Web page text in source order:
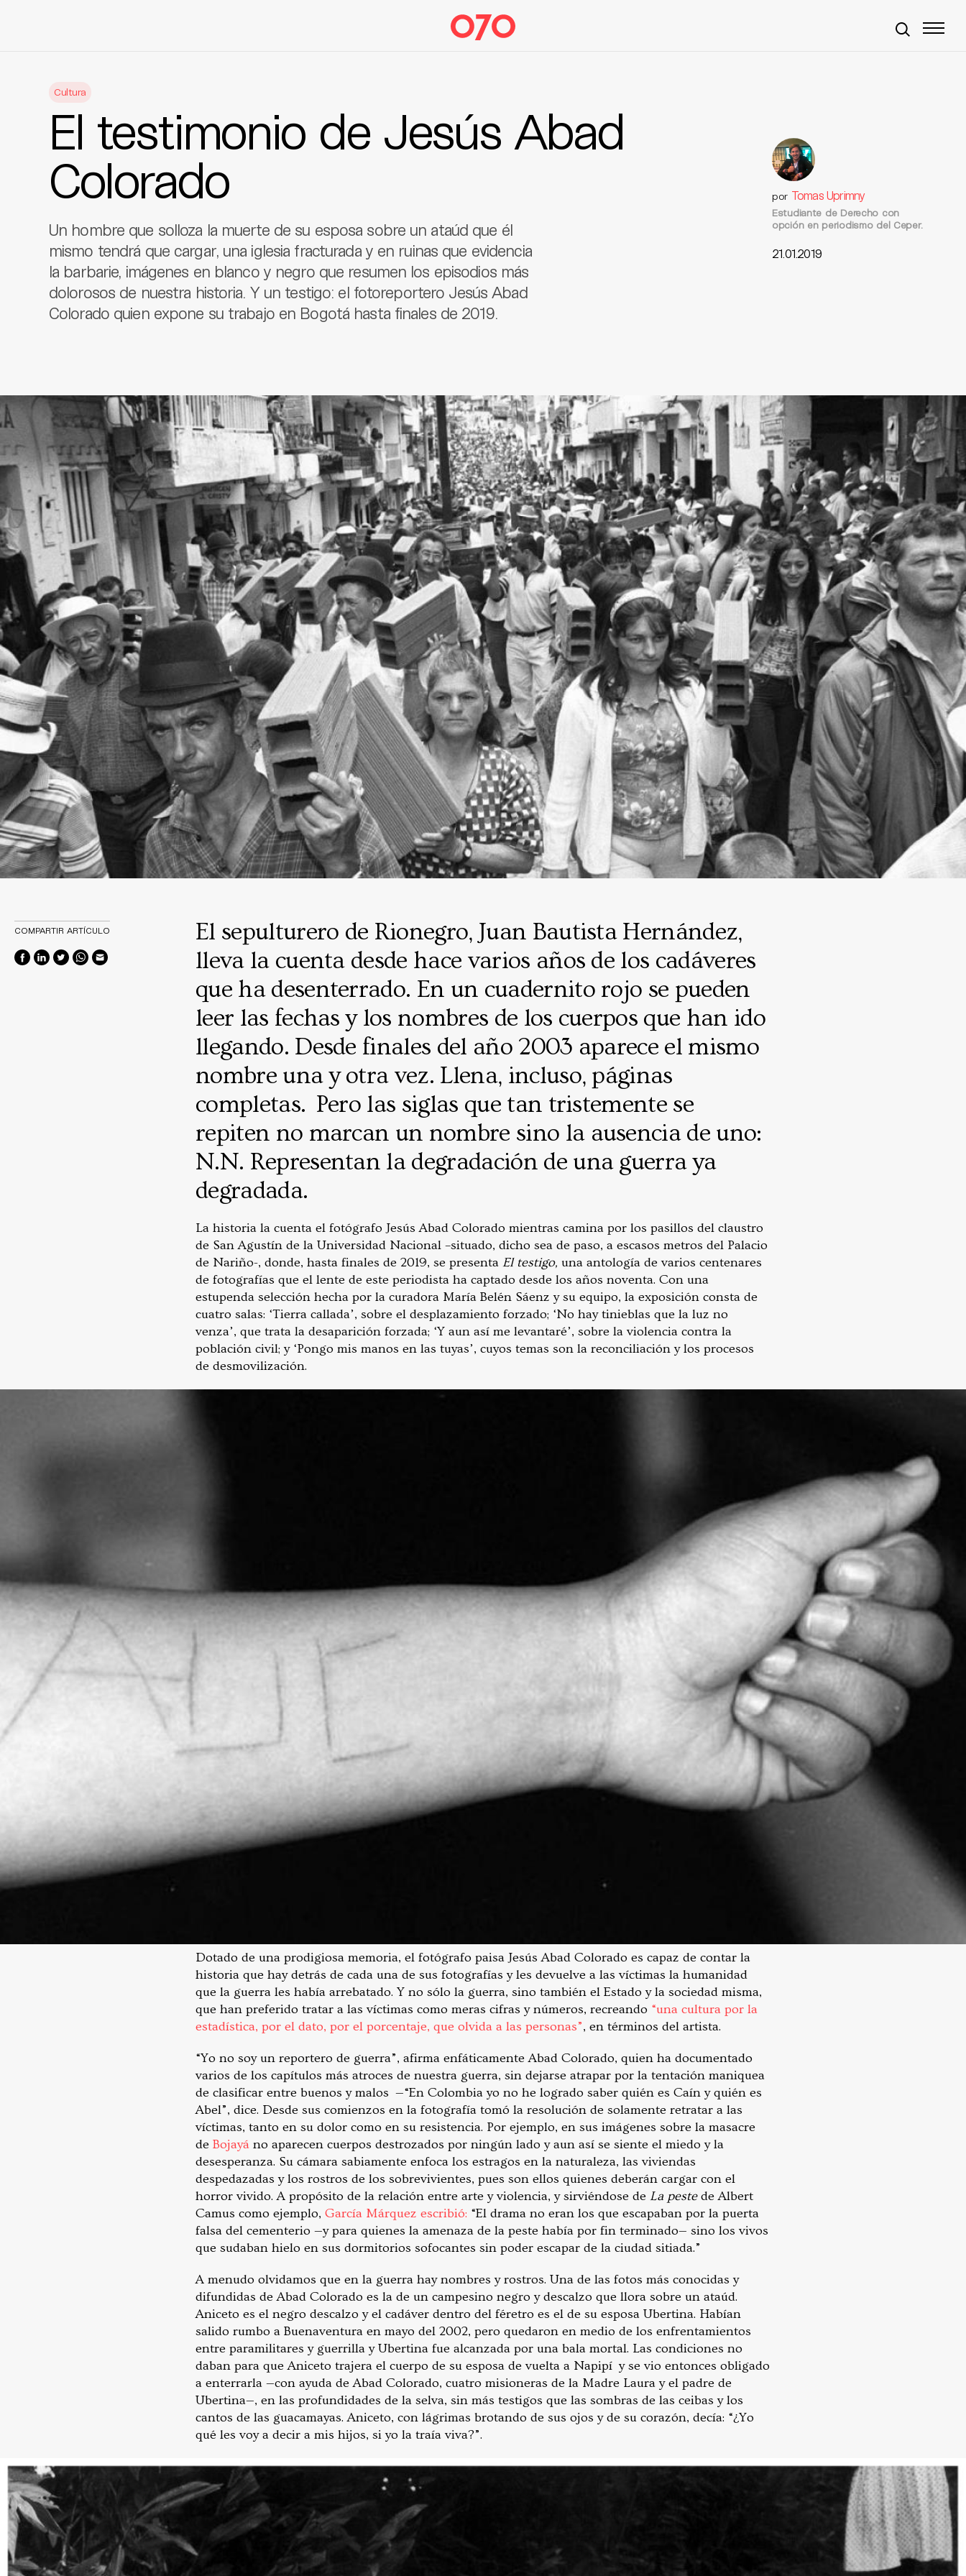
Cultura
El testimonio de Jesús Abad
Colorado
Un hombre que solloza la muerte de su esposa sobre un ataúd que él
mismo tendrá que cargar, una iglesia fracturada y en ruinas que evidencia
la barbarie, imágenes en blanco y negro que resumen los episodios más
dolorosos de nuestra historia. Y un testigo: el fotoreportero Jesús Abad
Colorado quien expone su trabajo en Bogotá hasta finales de 2019.
por Tomas Uprimny
Estudiante de Derecho con
opción en periodismo del Ceper.
21.01.2019
El sepulturero de Rionegro, Juan Bautista Hernández,
lleva la cuenta desde hace varios años de los cadáveres
que ha desenterrado. En un cuadernito rojo se pueden
leer las fechas y los nombres de los cuerpos que han ido
llegando. Desde finales del año 2003 aparece el mismo
nombre una y otra vez. Llena, incluso, páginas
completas. Pero las siglas que tan tristemente se
repiten no marcan un nombre sino la ausencia de uno:
N.N. Representan la degradación de una guerra ya
degradada.
La historia la cuenta el fotógrafo Jesús Abad Colorado mientras camina por los pasillos del claustro
de San Agustín de la Universidad Nacional –situado, dicho sea de paso, a escasos metros del Palacio
de Nariño-, donde, hasta finales de 2019, se presenta El testigo, una antología de varios centenares
de fotografías que el lente de este periodista ha captado desde los años noventa. Con una
estupenda selección hecha por la curadora María Belén Sáenz y su equipo, la exposición consta de
cuatro salas: ‘Tierra callada’, sobre el desplazamiento forzado; ‘No hay tinieblas que la luz no
venza’, que trata la desaparición forzada; ‘Y aun así me levantaré’, sobre la violencia contra la
población civil; y ‘Pongo mis manos en las tuyas’, cuyos temas son la reconciliación y los procesos
de desmovilización.
Dotado de una prodigiosa memoria, el fotógrafo paisa Jesús Abad Colorado es capaz de contar la
historia que hay detrás de cada una de sus fotografías y les devuelve a las víctimas la humanidad
que la guerra les había arrebatado. Y no sólo la guerra, sino también el Estado y la sociedad misma,
que han preferido tratar a las víctimas como meras cifras y números, recreando “una cultura por la
estadística, por el dato, por el porcentaje, que olvida a las personas”, en términos del artista.
“Yo no soy un reportero de guerra”, afirma enfáticamente Abad Colorado, quien ha documentado
varios de los capítulos más atroces de nuestra guerra, sin dejarse atrapar por la tentación maniquea
de clasificar entre buenos y malos —“En Colombia yo no he logrado saber quién es Caín y quién es
Abel”, dice. Desde sus comienzos en la fotografía tomó la resolución de solamente retratar a las
víctimas, tanto en su dolor como en su resistencia. Por ejemplo, en sus imágenes sobre la masacre
de Bojayá no aparecen cuerpos destrozados por ningún lado y aun así se siente el miedo y la
desesperanza. Su cámara sabiamente enfoca los estragos en la naturaleza, las viviendas
despedazadas y los rostros de los sobrevivientes, pues son ellos quienes deberán cargar con el
horror vivido. A propósito de la relación entre arte y violencia, y sirviéndose de La pestede Albert
Camus como ejemplo, García Márquez escribió: “El drama no eran los que escapaban por la puerta
falsa del cementerio —y para quienes la amenaza de la peste había por fin terminado— sino los vivos
que sudaban hielo en sus dormitorios sofocantes sin poder escapar de la ciudad sitiada.”
A menudo olvidamos que en la guerra hay nombres y rostros. Una de las fotos más conocidas y
difundidas de Abad Colorado es la de un campesino negro y descalzo que llora sobre un ataúd.
Aniceto es el negro descalzo y el cadáver dentro del féretro es el de su esposa Ubertina. Habían
salido rumbo a Buenaventura en mayo del 2002, pero quedaron en medio de los enfrentamientos
entre paramilitares y guerrilla y Ubertina fue alcanzada por una bala mortal. Las condiciones no
daban para que Aniceto trajera el cuerpo de su esposa de vuelta a Napipí y se vio entonces obligado
a enterrarla —con ayuda de Abad Colorado, cuatro misioneras de la Madre Laura y el padre de
Ubertina—, en las profundidades de la selva, sin más testigos que las sombras de las ceibas y los
cantos de las guacamayas. Aniceto, con lágrimas brotando de sus ojos y de su corazón, decía: “¿Yo
qué les voy a decir a mis hijos, si yo la traía viva?”.
COMPARTIR ARTÍCULO